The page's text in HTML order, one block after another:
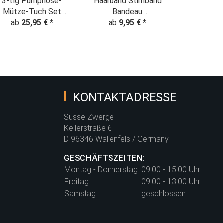
Mütze-Tuch Set
& Bienchen"
ab 25,95 € *
Bandeau
"Pflanzentraum"
ab 9,95 € *
KONTAKTADRESSE
Süsse Zwerge
Kellerstraße 6
D 96346 Wallenfels / Germany
GESCHÄFTSZEITEN:
Montag - Donnerstag: 09:00 - 15:00 Uhr
Freitag:
09:00 - 13:00 Uhr
Samstag:
geschlossen